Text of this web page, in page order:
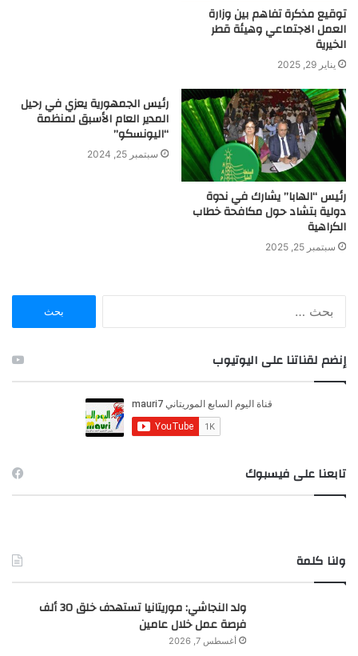
توقيع مذكرة تفاهم بين وزارة
العمل الاجتماعي وهيئة قطر
الخيرية
يناير 29, 2025
رئيس “الهابا” يشارك في ندوة
دولية بتشاد حول مكافحة خطاب
الكراهية
سبتمبر 25, 2025
رئيس الجمهورية يعزي في رحيل
المدير العام الأسبق لمنظمة
“اليونسكو”
سبتمبر 25, 2024
ن
:
إنضم لقناتنا على اليوتيوب
تابعنا على فيسبوك
ولنا كلمة
ولد النجاشي: موريتانيا تستهدف خلق 30 ألف
فرصة عمل خلال عامين
أغسطس 7, 2026